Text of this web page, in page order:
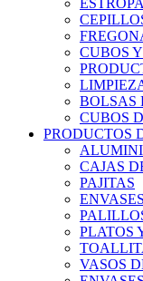
CUBOS
BOLSAS
CUBOS
PRODUCTOS
CAJAS
PAJITAS
PLATOS
VASOS